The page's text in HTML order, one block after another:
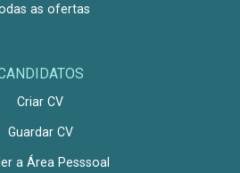
as ofertas
Criar CV
Guardar CV
a Área Pesssoal